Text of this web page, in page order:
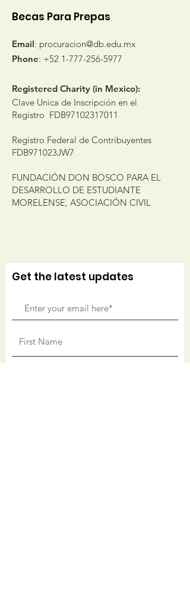
Becas Para Prepas
Email: procuracion@db.edu.mx
Phone: +52 1-777-256-5977
Registered Charity (in Mexico):
Clave Unica de Inscripción en el
Registro FDB97102317011
Registro Federal de Contribuyentes
FDB971023JW7
FUNDACIÓN DON BOSCO PARA EL
DESARROLLO DE ESTUDIANTE
MORELENSE, ASOCIACIÓN CIVIL
Get the latest updates